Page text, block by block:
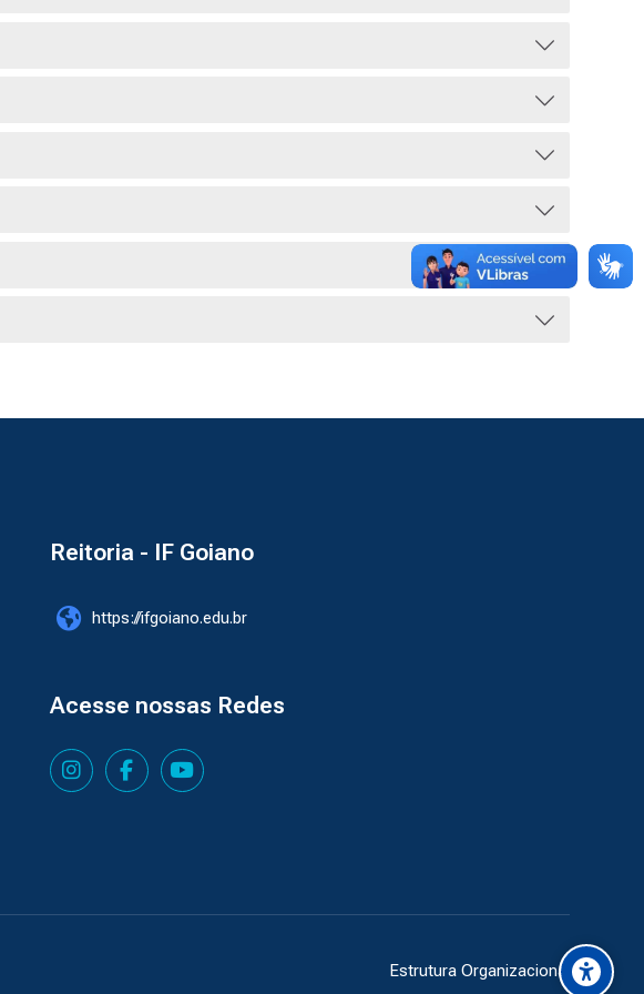
Reitoria - IF Goiano
https://ifgoiano.edu.br
Acesse nossas Redes
Estrutura Organizacional